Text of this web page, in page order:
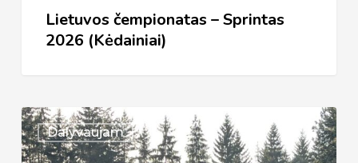
Lietuvos čempionatas – Sprintas
2026 (Kėdainiai)
Dalyvaujam
Vilnius
2026